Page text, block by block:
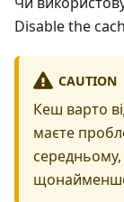
Disable the
CAUTION
Кеш варто
маєте
щонайменше